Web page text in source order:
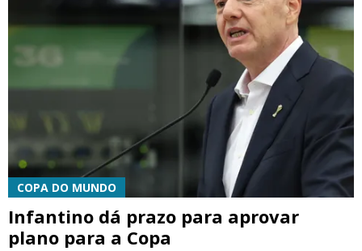
COPA DO MUNDO
Infantino dá prazo para aprovar
plano para a Copa